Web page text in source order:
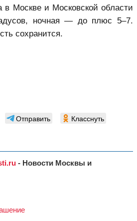
в Москве и Московской области
ночная — до плюс 5–7.
сохранится.
Отправить Класснуть
- Новости Москвы и